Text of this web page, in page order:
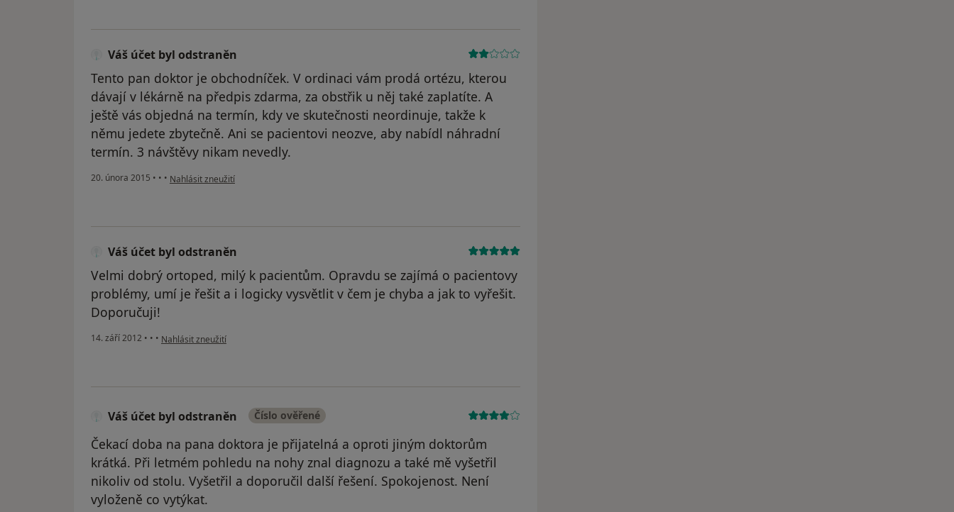
Váš účet byl odstraněn
Tento pan doktor je obchodníček. V ordinaci vám prodá ortézu, kterou
dávají v lékárně na předpis zdarma, za obstřik u něj také zaplatíte. A
ještě vás objedná na termín, kdy ve skutečnosti neordinuje, takže k
němu jedete zbytečně. Ani se pacientovi neozve, aby nabídl náhradní
termín. 3 návštěvy nikam nevedly.
20. února 2015 • • • podle názoru uživatele Váš účet byl odstraněn
Nahlásit zneužití
Váš účet byl odstraněn
Velmi dobrý ortoped, milý k pacientům. Opravdu se zajímá o pacientovy
problémy, umí je řešit a i logicky vysvětlit v čem je chyba a jak to vyřešit.
Doporučuji!
14. září 2012 • • • podle názoru uživatele Váš účet byl odstraněn
Nahlásit zneužití
Váš účet byl odstraněn Číslo ověřené
Čekací doba na pana doktora je přijatelná a oproti jiným doktorům
krátká. Při letmém pohledu na nohy znal diagnozu a také mě vyšetřil
nikoliv od stolu. Vyšetřil a doporučil další řešení. Spokojenost. Není
vyloženě co vytýkat.